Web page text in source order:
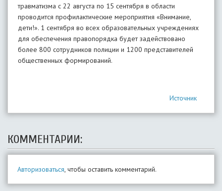
травматизма с 22 августа по 15 сентября в области
проводится профилактические мероприятия «Внимание,
дети!». 1 сентября во всех образовательных учреждениях
для обеспечения правопорядка будет задействовано
более 800 сотрудников полиции и 1200 представителей
общественных формирований.
Источник
КОММЕНТАРИИ:
Авторизоваться, чтобы оставить комментарий.